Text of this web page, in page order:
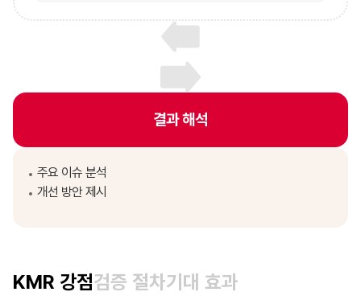
결과 해석
주요 이슈 분석
개선 방안 제시
KMR 강점검증 절차기대 효과